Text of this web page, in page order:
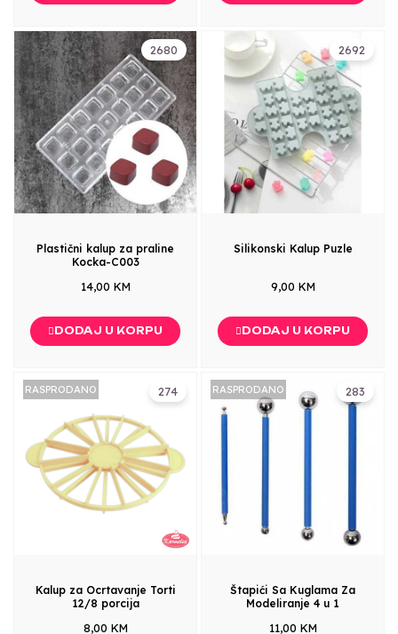
2680
Plastični kalup za praline
Kocka-C003
14,00 KM
DODAJ U KORPU
2692
Silikonski Kalup Puzle
9,00 KM
DODAJ U KORPU
274
RASPRODANO
Kalup za Ocrtavanje Torti
12/8 porcija
8,00 KM
283
RASPRODANO
Štapići Sa Kuglama Za
Modeliranje 4 u 1
11,00 KM